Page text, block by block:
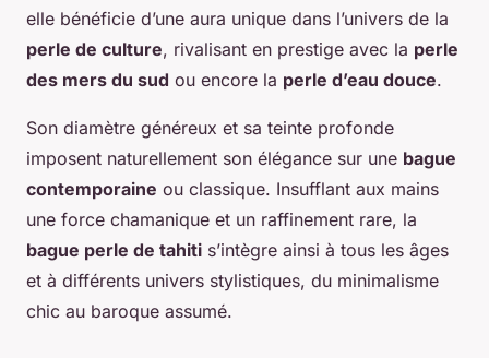
elle bénéficie d’une aura unique dans l’univers de la
perle de culture, rivalisant en prestige avec la perle
des mers du sud ou encore la perle d’eau douce.
Son diamètre généreux et sa teinte profonde
imposent naturellement son élégance sur une bague
contemporaine ou classique. Insufflant aux mains
une force chamanique et un raffinement rare, la
bague perle de tahiti s’intègre ainsi à tous les âges
et à différents univers stylistiques, du minimalisme
chic au baroque assumé.